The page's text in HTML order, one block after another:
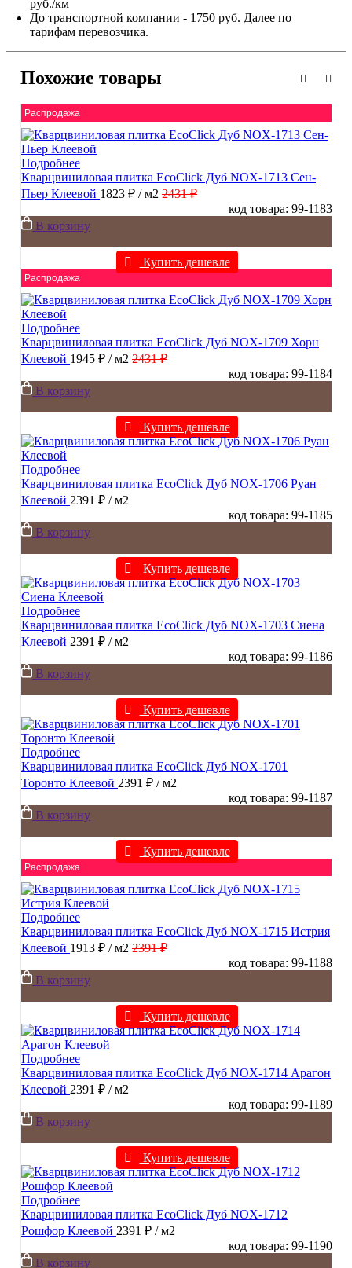
руб./км
До транспортной компании - 1750 руб. Далее по
тарифам перевозчика.
Похожие товары
Распродажа
Подробнее
Кварцвиниловая плитка EcoClick Дуб NOX-1713 Сен-
Пьер Клеевой 1823 ₽ / м2 2431 ₽
код товара: 99-1183
В корзину
Купить дешевле
Распродажа
Подробнее
Кварцвиниловая плитка EcoClick Дуб NOX-1709 Хорн
Клеевой 1945 ₽ / м2 2431 ₽
код товара: 99-1184
В корзину
Купить дешевле
Подробнее
Кварцвиниловая плитка EcoClick Дуб NOX-1706 Руан
Клеевой 2391 ₽ / м2
код товара: 99-1185
В корзину
Купить дешевле
Подробнее
Кварцвиниловая плитка EcoClick Дуб NOX-1703 Сиена
Клеевой 2391 ₽ / м2
код товара: 99-1186
В корзину
Купить дешевле
Подробнее
Кварцвиниловая плитка EcoClick Дуб NOX-1701
Торонто Клеевой 2391 ₽ / м2
код товара: 99-1187
В корзину
Купить дешевле
Распродажа
Подробнее
Кварцвиниловая плитка EcoClick Дуб NOX-1715 Истрия
Клеевой 1913 ₽ / м2 2391 ₽
код товара: 99-1188
В корзину
Купить дешевле
Подробнее
Кварцвиниловая плитка EcoClick Дуб NOX-1714 Арагон
Клеевой 2391 ₽ / м2
код товара: 99-1189
В корзину
Купить дешевле
Подробнее
Кварцвиниловая плитка EcoClick Дуб NOX-1712
Рошфор Клеевой 2391 ₽ / м2
код товара: 99-1190
В корзину